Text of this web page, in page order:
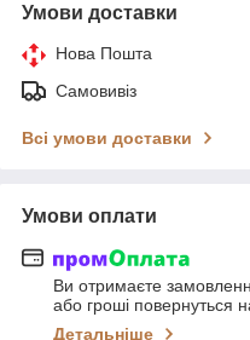
Умови доставки
Нова Пошта
Самовивіз
Всі умови доставки
Умови оплати
Ви отримаєте
або гроші повернуться
Детальніше